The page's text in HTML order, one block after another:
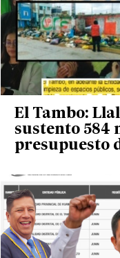
El Tambo:
sustento 584
presupuesto